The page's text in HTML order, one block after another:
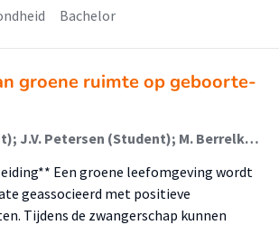
Bachelor
groene ruimte op geboorte-
M.R. Fink (Student); J.V. Petersen (Student); M. Berrelkamp (Begeleider)
Een groene leefomgeving wordt
geassocieerd met positieve
Tijdens de zwangerschap kunnen